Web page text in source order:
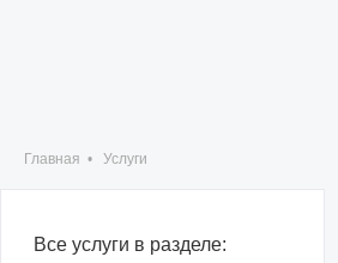
Главная • Услуги
Все услуги в разделе: